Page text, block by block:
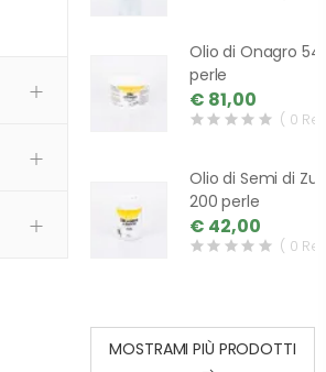
Olio di Onagro
perle
€ 81,00
( 0
Olio di Semi di
200 perle
€ 42,00
( 0
MOSTRAMI PIÙ PRODOTTI